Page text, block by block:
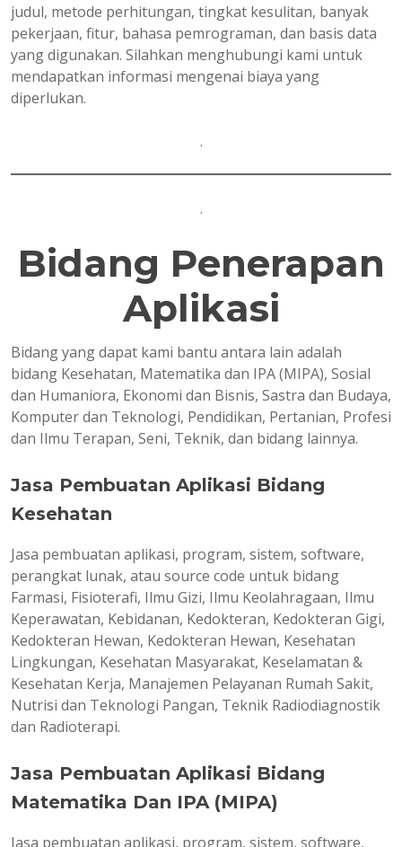
judul, metode perhitungan, tingkat kesulitan, banyak
pekerjaan, fitur, bahasa pemrograman, dan basis data
yang digunakan. Silahkan menghubungi kami untuk
mendapatkan informasi mengenai biaya yang
diperlukan.
.
.
Bidang Penerapan
Aplikasi
Bidang yang dapat kami bantu antara lain adalah
bidang Kesehatan, Matematika dan IPA (MIPA), Sosial
dan Humaniora, Ekonomi dan Bisnis, Sastra dan Budaya,
Komputer dan Teknologi, Pendidikan, Pertanian, Profesi
dan Ilmu Terapan, Seni, Teknik, dan bidang lainnya.
Jasa Pembuatan Aplikasi Bidang
Kesehatan
Jasa pembuatan aplikasi, program, sistem, software,
perangkat lunak, atau source code untuk bidang
Farmasi, Fisioterafi, Ilmu Gizi, Ilmu Keolahragaan, Ilmu
Keperawatan, Kebidanan, Kedokteran, Kedokteran Gigi,
Kedokteran Hewan, Kedokteran Hewan, Kesehatan
Lingkungan, Kesehatan Masyarakat, Keselamatan &
Kesehatan Kerja, Manajemen Pelayanan Rumah Sakit,
Nutrisi dan Teknologi Pangan, Teknik Radiodiagnostik
dan Radioterapi.
Jasa Pembuatan Aplikasi Bidang
Matematika Dan IPA (MIPA)
Jasa pembuatan aplikasi, program, sistem, software,